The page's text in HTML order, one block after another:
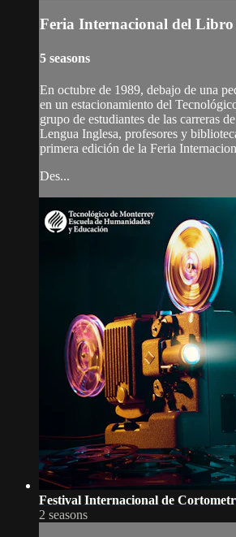
Feria Internacional del
5 seasons
En octubre de 1989, debajo de una
en un estacionamiento del
grupo de estudiantes de las carreras
Lengua Inglesa, profesores y
primera edición de la Feria
Des...
Festival Internacional de
2 seasons